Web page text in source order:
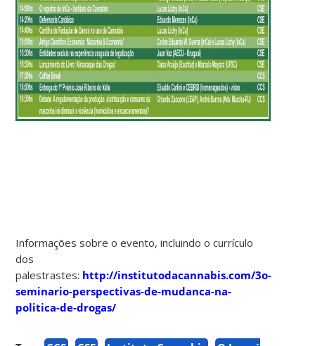
Informações sobre o evento, incluindo o currículo
dos
palestrastes: http://institutodacannabis.com/3o-
seminario-perspectivas-de-mudanca-na-
politica-de-drogas/